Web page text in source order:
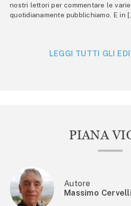
nostri lettori per commentare le
quotidianamente pubblichiamo. E in
LEGGI TUTTI GLI
PIANA
Autore
Massimo Cervelli